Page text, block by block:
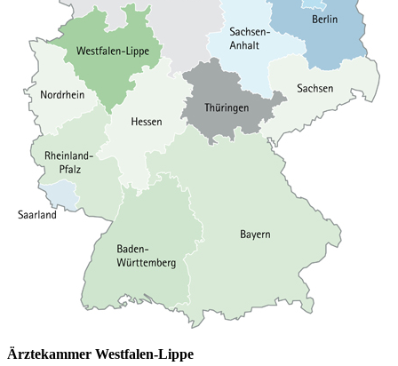
Ärztekammer Westfalen-Lippe